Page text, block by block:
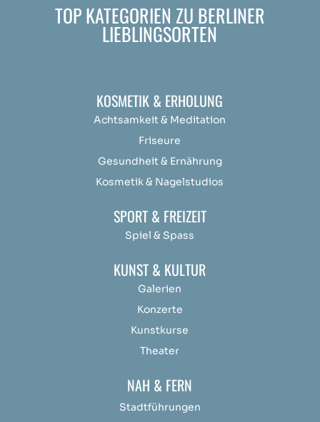
TOP KATEGORIEN ZU BERLINER
LIEBLINGSORTEN
KOSMETIK & ERHOLUNG
Achtsamkeit & Meditation
Friseure
Gesundheit & Ernährung
Kosmetik & Nagelstudios
SPORT & FREIZEIT
Spiel & Spass
KUNST & KULTUR
Galerien
Konzerte
Kunstkurse
Theater
NAH & FERN
Stadtführungen